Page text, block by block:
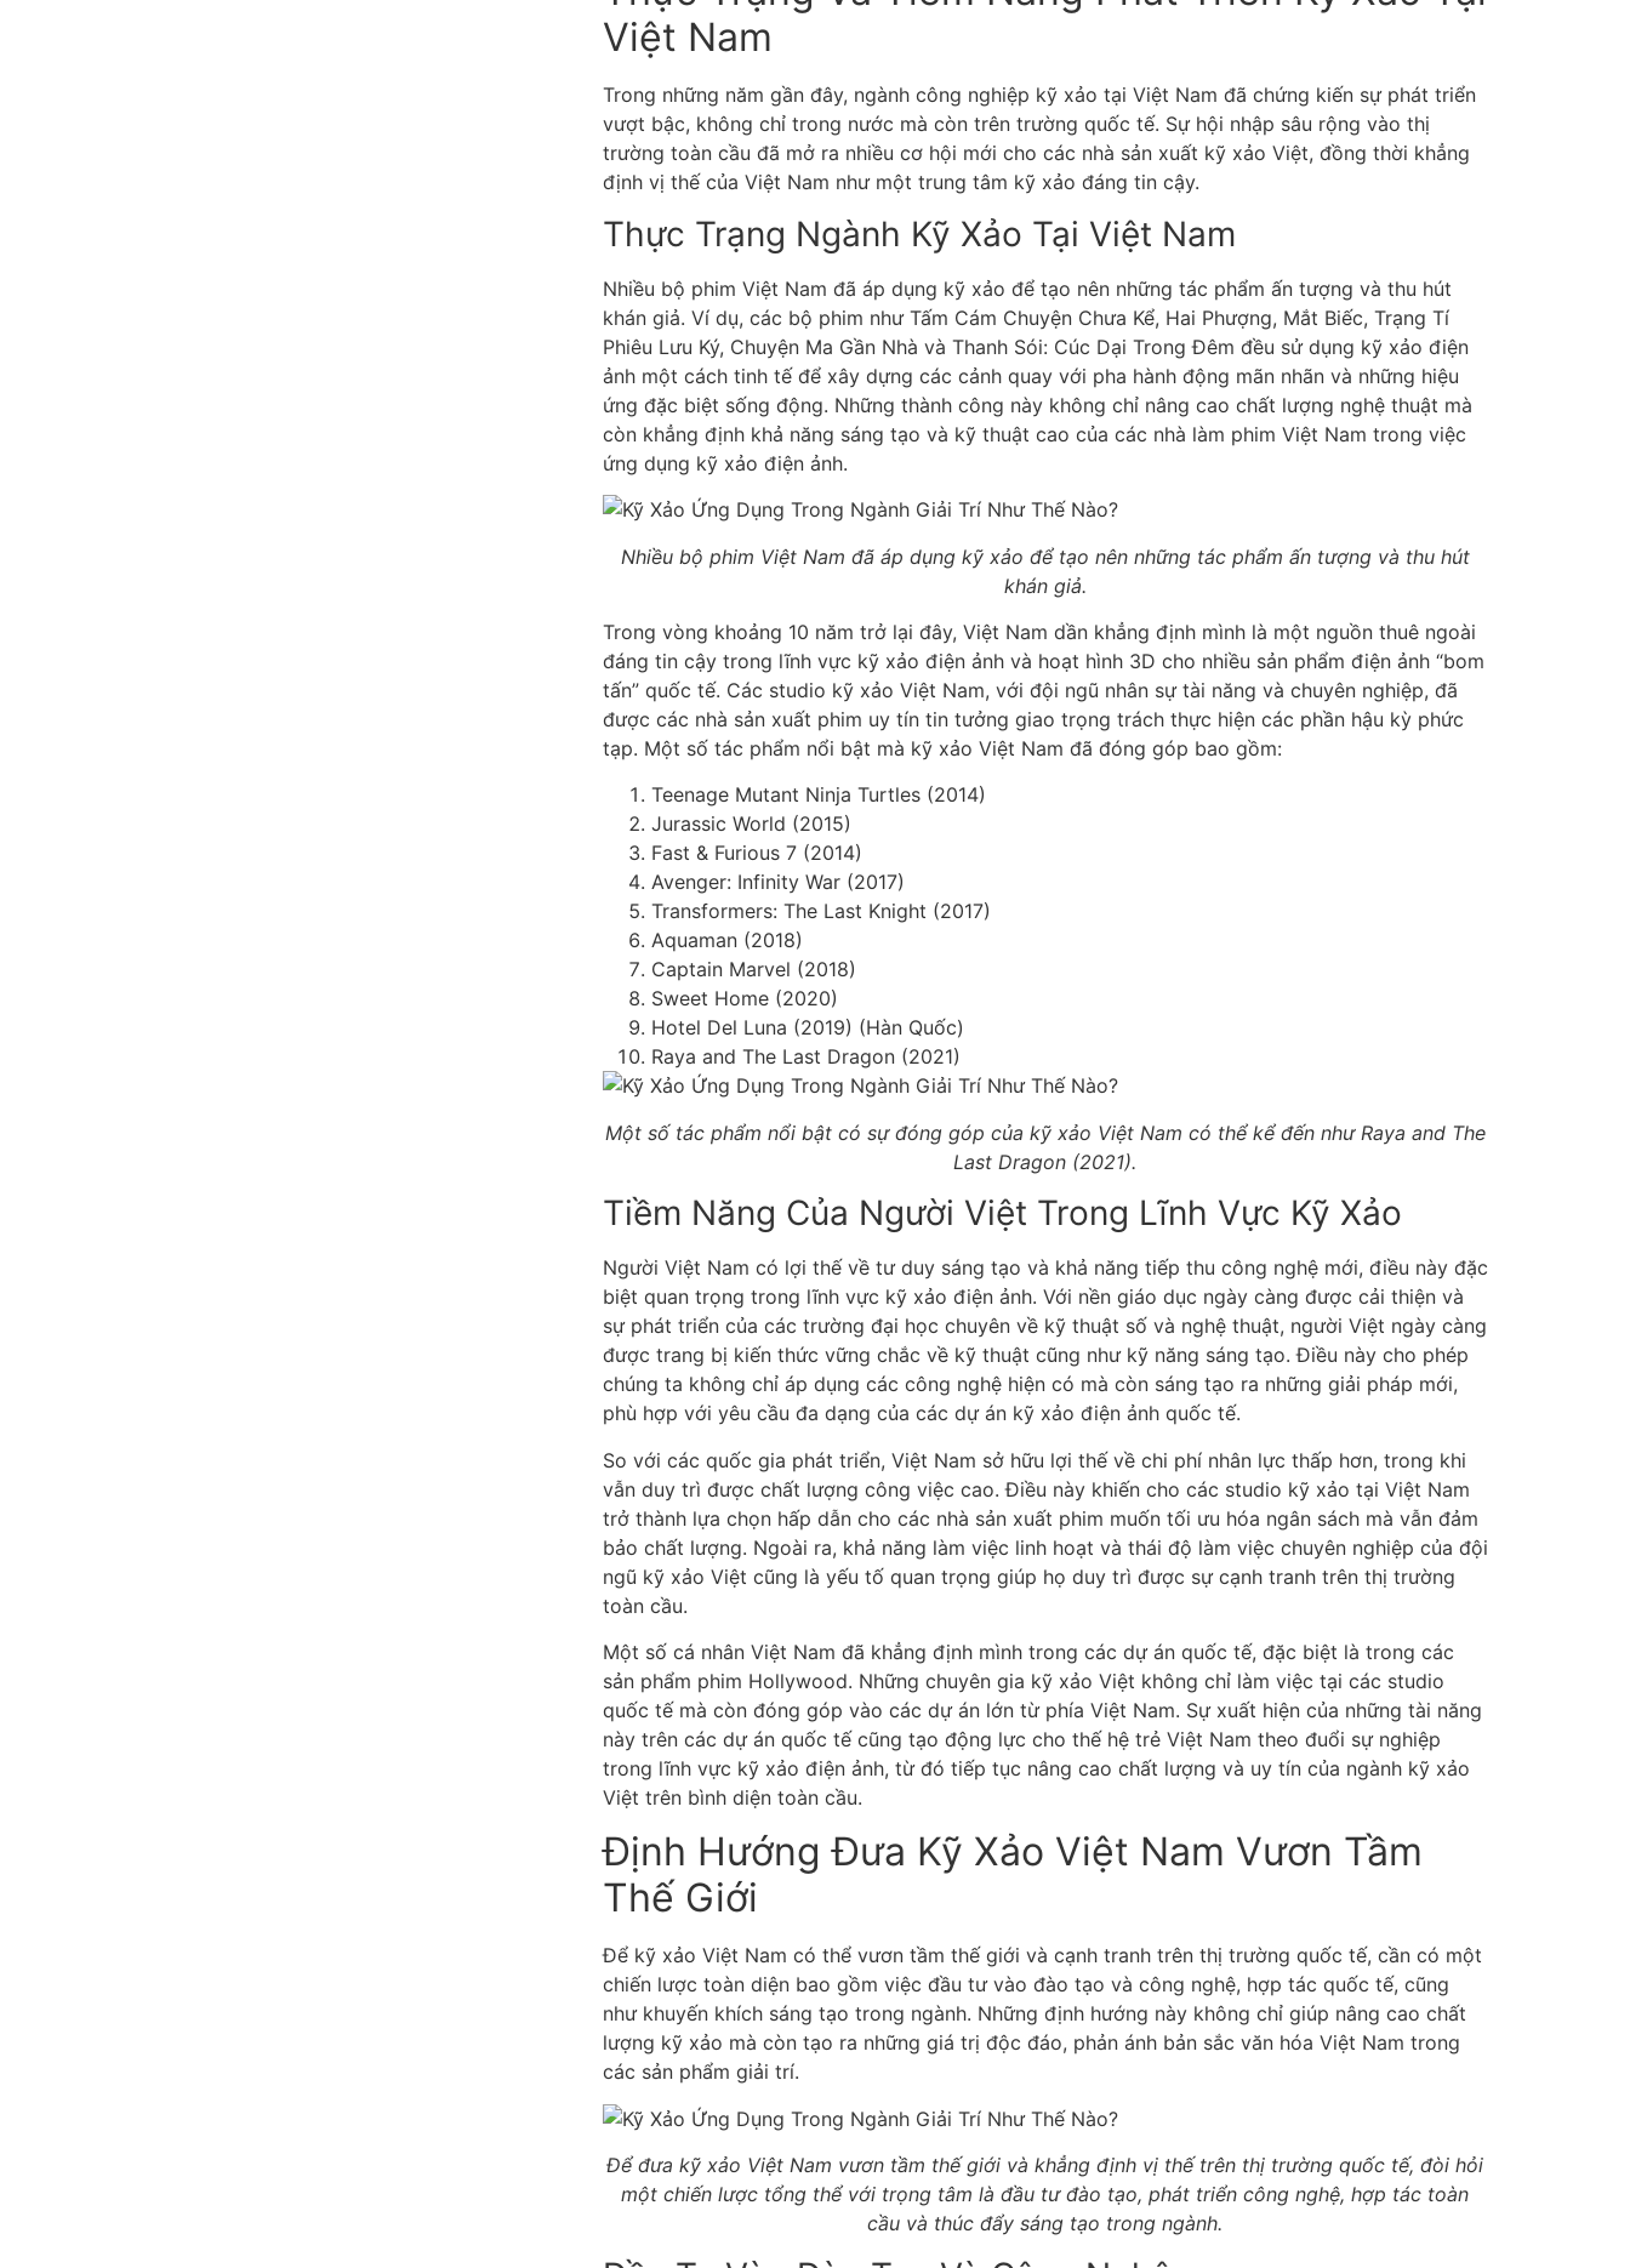
Việt Nam
Trong những năm gần đây, ngành công nghiệp kỹ xảo tại Việt Nam đã chứng kiến sự phát triển
vượt bậc, không chỉ trong nước mà còn trên trường quốc tế. Sự hội nhập sâu rộng vào thị
trường toàn cầu đã mở ra nhiều cơ hội mới cho các nhà sản xuất kỹ xảo Việt, đồng thời khẳng
định vị thế của Việt Nam như một trung tâm kỹ xảo đáng tin cậy.
Thực Trạng Ngành Kỹ Xảo Tại Việt Nam
Nhiều bộ phim Việt Nam đã áp dụng kỹ xảo để tạo nên những tác phẩm ấn tượng và thu hút
khán giả. Ví dụ, các bộ phim như Tấm Cám Chuyện Chưa Kể, Hai Phượng, Mắt Biếc, Trạng Tí
Phiêu Lưu Ký, Chuyện Ma Gần Nhà và Thanh Sói: Cúc Dại Trong Đêm đều sử dụng kỹ xảo điện
ảnh một cách tinh tế để xây dựng các cảnh quay với pha hành động mãn nhãn và những hiệu
ứng đặc biệt sống động. Những thành công này không chỉ nâng cao chất lượng nghệ thuật mà
còn khẳng định khả năng sáng tạo và kỹ thuật cao của các nhà làm phim Việt Nam trong việc
ứng dụng kỹ xảo điện ảnh.
Nhiều bộ phim Việt Nam đã áp dụng kỹ xảo để tạo nên những tác phẩm ấn tượng và thu hút
khán giả.
Trong vòng khoảng 10 năm trở lại đây, Việt Nam dần khẳng định mình là một nguồn thuê ngoài
đáng tin cậy trong lĩnh vực kỹ xảo điện ảnh và hoạt hình 3D cho nhiều sản phẩm điện ảnh “bom
tấn” quốc tế. Các studio kỹ xảo Việt Nam, với đội ngũ nhân sự tài năng và chuyên nghiệp, đã
được các nhà sản xuất phim uy tín tin tưởng giao trọng trách thực hiện các phần hậu kỳ phức
tạp. Một số tác phẩm nổi bật mà kỹ xảo Việt Nam đã đóng góp bao gồm:
Teenage Mutant Ninja Turtles (2014)
Jurassic World (2015)
Fast & Furious 7 (2014)
Avenger: Infinity War (2017)
Transformers: The Last Knight (2017)
Aquaman (2018)
Captain Marvel (2018)
Sweet Home (2020)
Hotel Del Luna (2019) (Hàn Quốc)
Raya and The Last Dragon (2021)
Một số tác phẩm nổi bật có sự đóng góp của kỹ xảo Việt Nam có thể kể đến như Raya and The
Last Dragon (2021).
Tiềm Năng Của Người Việt Trong Lĩnh Vực Kỹ Xảo
Người Việt Nam có lợi thế về tư duy sáng tạo và khả năng tiếp thu công nghệ mới, điều này đặc
biệt quan trọng trong lĩnh vực kỹ xảo điện ảnh. Với nền giáo dục ngày càng được cải thiện và
sự phát triển của các trường đại học chuyên về kỹ thuật số và nghệ thuật, người Việt ngày càng
được trang bị kiến thức vững chắc về kỹ thuật cũng như kỹ năng sáng tạo. Điều này cho phép
chúng ta không chỉ áp dụng các công nghệ hiện có mà còn sáng tạo ra những giải pháp mới,
phù hợp với yêu cầu đa dạng của các dự án kỹ xảo điện ảnh quốc tế.
So với các quốc gia phát triển, Việt Nam sở hữu lợi thế về chi phí nhân lực thấp hơn, trong khi
vẫn duy trì được chất lượng công việc cao. Điều này khiến cho các studio kỹ xảo tại Việt Nam
trở thành lựa chọn hấp dẫn cho các nhà sản xuất phim muốn tối ưu hóa ngân sách mà vẫn đảm
bảo chất lượng. Ngoài ra, khả năng làm việc linh hoạt và thái độ làm việc chuyên nghiệp của đội
ngũ kỹ xảo Việt cũng là yếu tố quan trọng giúp họ duy trì được sự cạnh tranh trên thị trường
toàn cầu.
Một số cá nhân Việt Nam đã khẳng định mình trong các dự án quốc tế, đặc biệt là trong các
sản phẩm phim Hollywood. Những chuyên gia kỹ xảo Việt không chỉ làm việc tại các studio
quốc tế mà còn đóng góp vào các dự án lớn từ phía Việt Nam. Sự xuất hiện của những tài năng
này trên các dự án quốc tế cũng tạo động lực cho thế hệ trẻ Việt Nam theo đuổi sự nghiệp
trong lĩnh vực kỹ xảo điện ảnh, từ đó tiếp tục nâng cao chất lượng và uy tín của ngành kỹ xảo
Việt trên bình diện toàn cầu.
Định Hướng Đưa Kỹ Xảo Việt Nam Vươn Tầm
Thế Giới
Để kỹ xảo Việt Nam có thể vươn tầm thế giới và cạnh tranh trên thị trường quốc tế, cần có một
chiến lược toàn diện bao gồm việc đầu tư vào đào tạo và công nghệ, hợp tác quốc tế, cũng
như khuyến khích sáng tạo trong ngành. Những định hướng này không chỉ giúp nâng cao chất
lượng kỹ xảo mà còn tạo ra những giá trị độc đáo, phản ánh bản sắc văn hóa Việt Nam trong
các sản phẩm giải trí.
Để đưa kỹ xảo Việt Nam vươn tầm thế giới và khẳng định vị thế trên thị trường quốc tế, đòi hỏi
một chiến lược tổng thể với trọng tâm là đầu tư đào tạo, phát triển công nghệ, hợp tác toàn
cầu và thúc đẩy sáng tạo trong ngành.